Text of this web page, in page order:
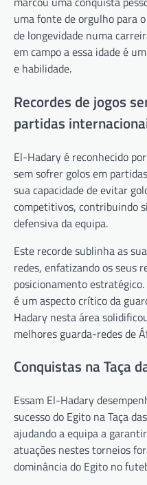
uma fonte de orgulho para
de longevidade numa
em campo a essa idade é
e habilidade.
Recordes de jogos
partidas
El-Hadary é reconhecido
sem sofrer golos em
sua capacidade de evitar
competitivos, contribuindo
defensiva da equipa.
Este recorde sublinha as
redes, enfatizando os seus
posicionamento
é um aspecto crítico da
Hadary nesta área
melhores guarda-redes de
Conquistas na Taça
Essam El-Hadary
sucesso do Egito na Taça
ajudando a equipa a
atuações nestes torneios
dominância do Egito no